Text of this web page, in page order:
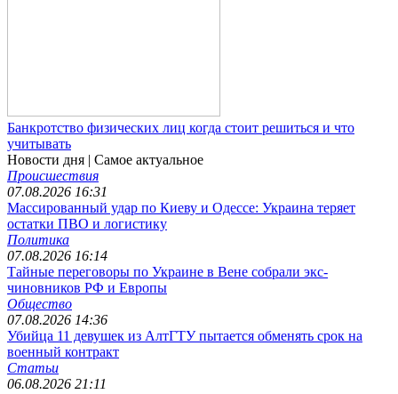
Банкротство физических лиц когда стоит решиться и что
учитывать
Новости дня | Самое актуальное
Происшествия
07.08.2026 16:31
Массированный удар по Киеву и Одессе: Украина теряет
остатки ПВО и логистику
Политика
07.08.2026 16:14
Тайные переговоры по Украине в Вене собрали экс-
чиновников РФ и Европы
Общество
07.08.2026 14:36
Убийца 11 девушек из АлтГТУ пытается обменять срок на
военный контракт
Статьи
06.08.2026 21:11